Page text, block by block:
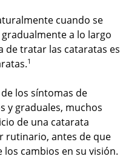
cuando se
a lo largo
de tratar las cataratas es
1
los síntomas de
y graduales, muchos
de una catarata
rutinario, antes de que
cambios en su visión.